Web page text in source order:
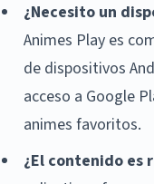
¿Necesito un
Animes Play es
de dispositivos
acceso a Google
animes favoritos.
¿El contenido es